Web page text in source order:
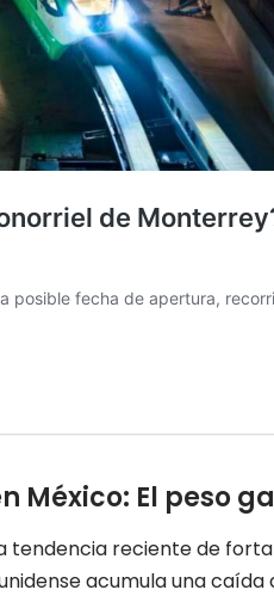
México: El peso
tendencia reciente de
acumula una caída